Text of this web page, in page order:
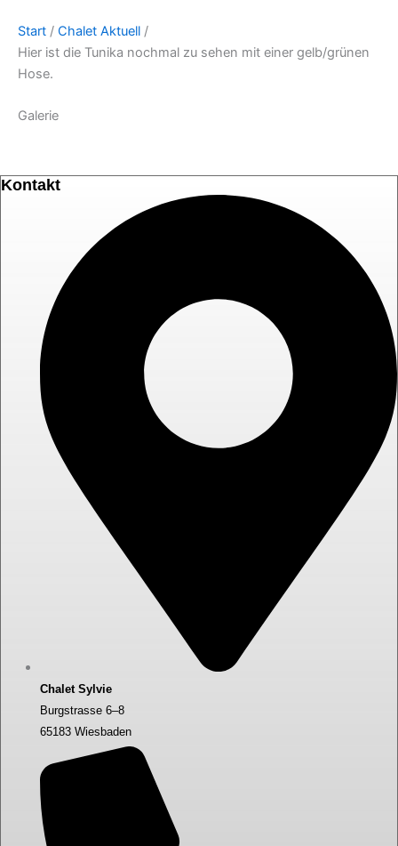
Start / Chalet Aktuell /
Hier ist die Tunika nochmal zu sehen mit einer gelb/grünen
Hose.
Galerie
Kontakt
Chalet Sylvie
Burgstrasse 6–8
65183 Wiesbaden